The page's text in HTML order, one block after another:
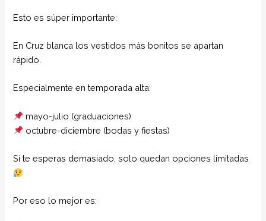
Esto es súper importante:
En Cruz blanca los vestidos más bonitos se apartan
rápido.
Especialmente en temporada alta:
mayo-julio (graduaciones)
octubre-diciembre (bodas y fiestas)
Si te esperas demasiado, solo quedan opciones limitadas
Por eso lo mejor es: